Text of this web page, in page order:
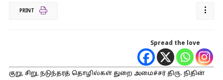
PRINT
Spread the love
குறு, சிறு, நடுந்தரத் தொழில்கள் துறை அமைச்சர் திரு. நிதின்